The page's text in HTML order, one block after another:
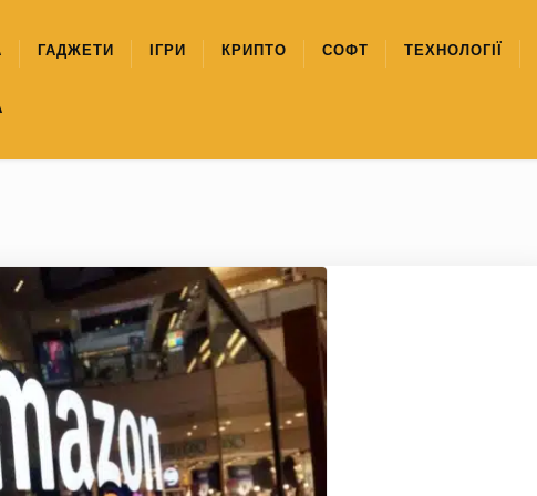
ГАДЖЕТИ ІГРИ КРИПТО СОФТ ТЕХНОЛОГІЇ